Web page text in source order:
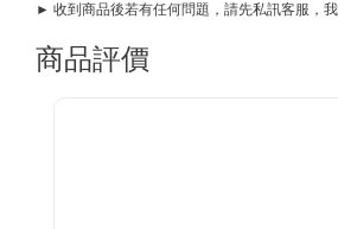
► 收到商品後若有任何問題，請先私訊客服，我
商品評價